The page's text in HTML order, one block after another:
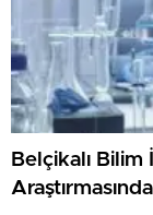
Belçikalı Bilim